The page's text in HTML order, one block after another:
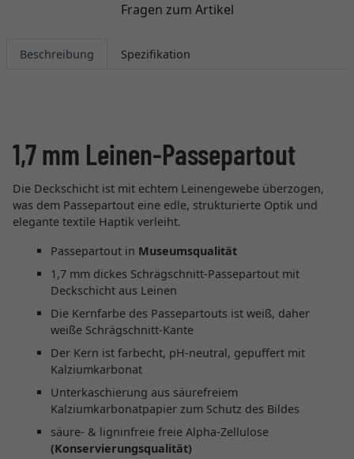
Fragen zum Artikel
Beschreibung Spezifikation
1,7 mm Leinen-Passepartout
Die Deckschicht ist mit echtem Leinengewebe überzogen,
was dem Passepartout eine edle, strukturierte Optik und
elegante textile Haptik verleiht.
Passepartout in Museumsqualität
1,7 mm dickes Schrägschnitt-Passepartout mit
Deckschicht aus Leinen
Die Kernfarbe des Passepartouts ist weiß, daher
weiße Schrägschnitt-Kante
Der Kern ist farbecht, pH-neutral, gepuffert mit
Kalziumkarbonat
Unterkaschierung aus säurefreiem
Kalziumkarbonatpapier zum Schutz des Bildes
säure- & ligninfreie freie Alpha-Zellulose
(Konservierungsqualität)